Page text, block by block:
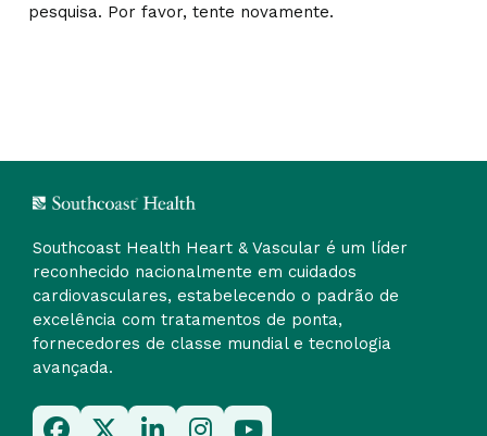
pesquisa. Por favor, tente novamente.
Southcoast Health Heart & Vascular é um líder
reconhecido nacionalmente em cuidados
cardiovasculares, estabelecendo o padrão de
excelência com tratamentos de ponta,
fornecedores de classe mundial e tecnologia
avançada.